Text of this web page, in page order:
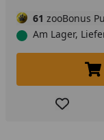
61 zooBonus
Am Lager,